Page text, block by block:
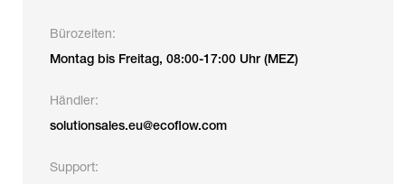
Bürozeiten:
Montag bis Freitag, 08:00-17:00 Uhr (MEZ)
Händler:
solutionsales.eu@ecoflow.com
Support: